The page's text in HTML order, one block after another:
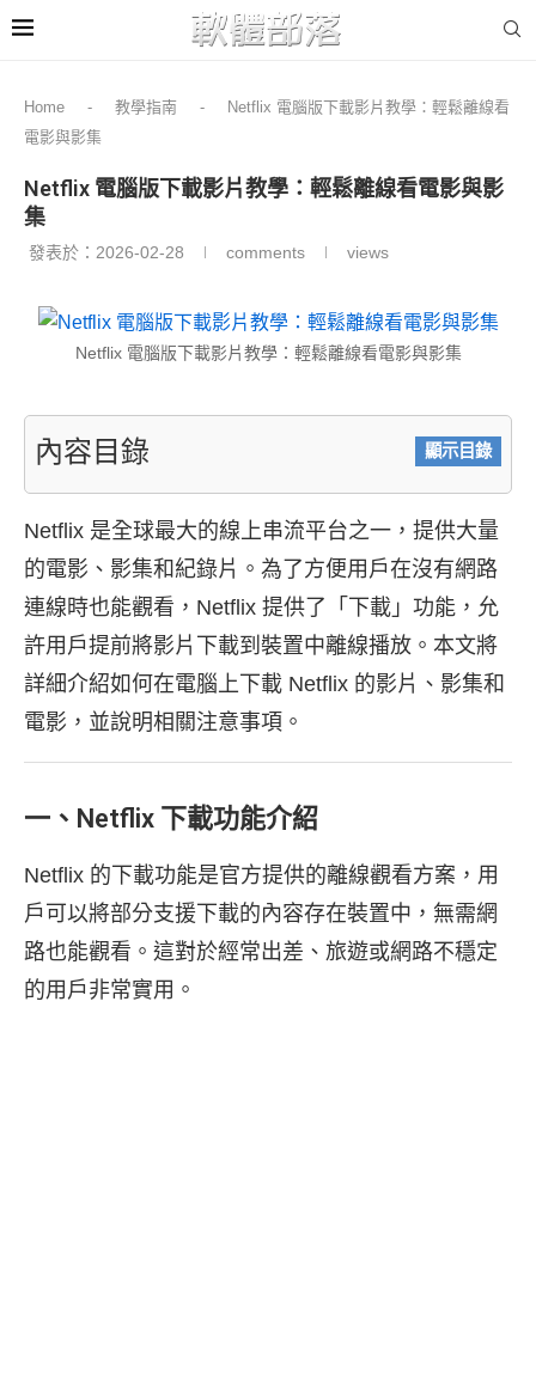
Home - 教學指南 -
Netflix 電腦版下載影片教學：輕鬆離線看
電影與影集
Netflix 電腦版下載影片教學：輕鬆離線看電影與影
集
發表於： 2026-02-28 comments views
Netflix 電腦版下載影片教學：輕鬆離線看電影與影集
內容目錄 顯示目錄
Netflix 是全球最大的線上串流平台之一，提供大量
的電影、影集和紀錄片。為了方便用戶在沒有網路
連線時也能觀看，Netflix 提供了「下載」功能，允
許用戶提前將影片下載到裝置中離線播放。本文將
詳細介紹如何在電腦上下載 Netflix 的影片、影集和
電影，並說明相關注意事項。
一、Netflix 下載功能介紹
Netflix 的下載功能是官方提供的離線觀看方案，用
戶可以將部分支援下載的內容存在裝置中，無需網
路也能觀看。這對於經常出差、旅遊或網路不穩定
的用戶非常實用。